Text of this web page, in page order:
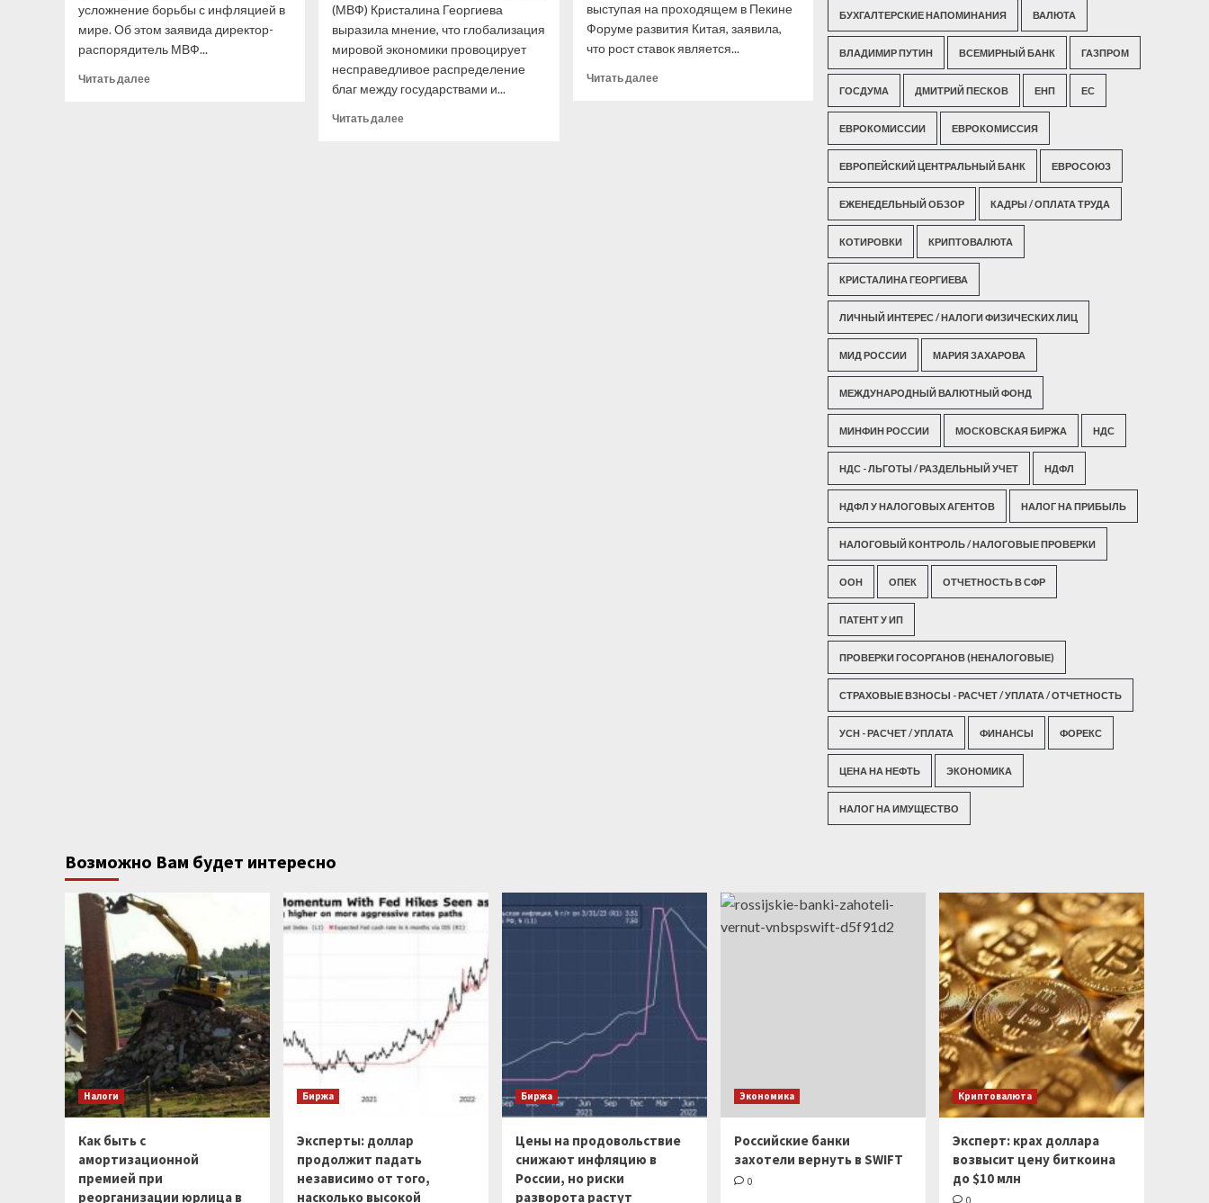
усложнение борьбы с инфляцией в
мире. Об этом заявида директор-
распорядитель МВФ...
Читать далееПрочитать
(МВФ) Кристалина Георгиева
выразила мнение, что глобализация
мировой экономики провоцирует
несправедливое распределение
благ между государствами и...
Читать далееПрочитать
выступая на проходящем в Пекине
Форуме развития Китая, заявила,
что рост ставок является...
Читать далееПрочитать
БУХГАЛТЕРСКИЕ НАПОМИНАНИЯ ВАЛЮТА
ВЛАДИМИР ПУТИН ВСЕМИРНЫЙ БАНК ГАЗПРОМ
ГОСДУМА ДМИТРИЙ ПЕСКОВ ЕНП ЕС
ЕВРОКОМИССИИ ЕВРОКОМИССИЯ
ЕВРОПЕЙСКИЙ ЦЕНТРАЛЬНЫЙ БАНК ЕВРОСОЮЗ
ЕЖЕНЕДЕЛЬНЫЙ ОБЗОР КАДРЫ / ОПЛАТА ТРУДА
КОТИРОВКИ КРИПТОВАЛЮТА
КРИСТАЛИНА ГЕОРГИЕВА
ЛИЧНЫЙ ИНТЕРЕС / НАЛОГИ ФИЗИЧЕСКИХ ЛИЦ
МИД РОССИИ МАРИЯ ЗАХАРОВА
МЕЖДУНАРОДНЫЙ ВАЛЮТНЫЙ ФОНД
МИНФИН РОССИИ МОСКОВСКАЯ БИРЖА НДС
НДС - ЛЬГОТЫ / РАЗДЕЛЬНЫЙ УЧЕТ НДФЛ
НДФЛ У НАЛОГОВЫХ АГЕНТОВ НАЛОГ НА ПРИБЫЛЬ
НАЛОГОВЫЙ КОНТРОЛЬ / НАЛОГОВЫЕ ПРОВЕРКИ
ООН ОПЕК ОТЧЕТНОСТЬ В СФР
ПАТЕНТ У ИП
ПРОВЕРКИ ГОСОРГАНОВ (НЕНАЛОГОВЫЕ)
СТРАХОВЫЕ ВЗНОСЫ - РАСЧЕТ / УПЛАТА / ОТЧЕТНОСТЬ
УСН - РАСЧЕТ / УПЛАТА ФИНАНСЫ ФОРЕКС
ЦЕНА НА НЕФТЬ ЭКОНОМИКА
НАЛОГ НА ИМУЩЕСТВО
Возможно Вам будет интересно
Налоги
Как быть с
амортизационной
премией при
реорганизации юрлица в
Биржа
Эксперты: доллар
продолжит падать
независимо от того,
насколько высокой
Биржа
Цены на продовольствие
снижают инфляцию в
России, но риски
разворота растут
Экономика
Российские банки
захотели вернуть в SWIFT
0
Криптовалюта
Эксперт: крах доллара
возвысит цену биткоина
до $10 млн
0